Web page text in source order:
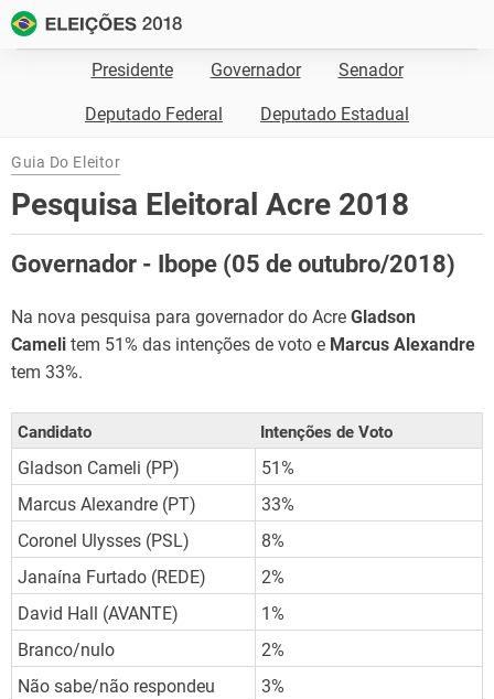
Presidente Governador Senador
Deputado Federal Deputado Estadual
Guia Do Eleitor
Pesquisa Eleitoral Acre 2018
Governador - Ibope (05 de outubro/2018)
Na nova pesquisa para governador do Acre Gladson
Cameli tem 51% das intenções de voto e Marcus Alexandre
tem 33%.
Candidato Intenções de Voto
Gladson Cameli (PP)
51%
Marcus Alexandre (PT)
33%
Coronel Ulysses (PSL)
8%
Janaína Furtado (REDE)
2%
David Hall (AVANTE)
1%
Branco/nulo
2%
Não sabe/não respondeu
3%